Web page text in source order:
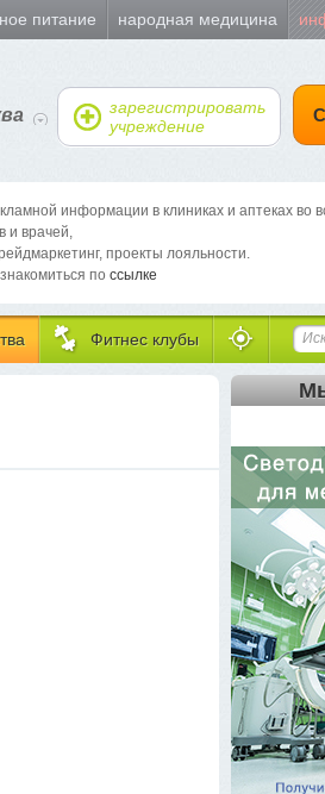
питание народная медицина
зарегистрировать
учреждение
информации в клиниках и аптеках во
и врачей,
проекты лояльности.
по ссылке
Фитнес клубы